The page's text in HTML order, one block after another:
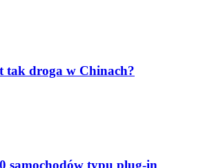
tak droga w Chinach?
samochodów typu plug-in